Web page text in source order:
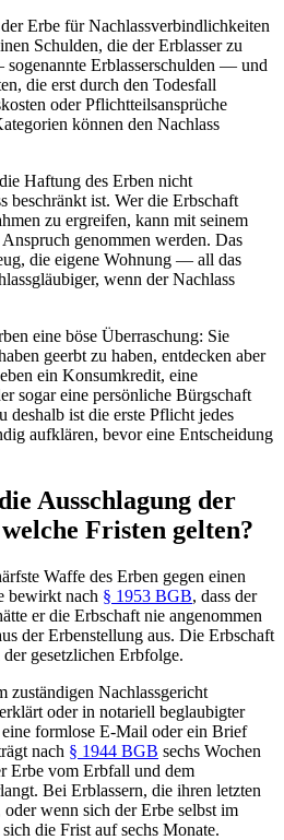
Erbe für Nachlassverbindlichkeiten
Schulden, die der Erblasser zu
Erblasserschulden — und
die erst durch den Todesfall
oder Pflichtteilsansprüche
können den Nachlass
Haftung des Erben nicht
beschränkt ist. Wer die Erbschaft
zu ergreifen, kann mit seinem
genommen werden. Das
die eigene Wohnung — all das
wenn der Nachlass
eine böse Überraschung: Sie
geerbt zu haben, entdecken aber
ein Konsumkredit, eine
sogar eine persönliche Bürgschaft
deshalb ist die erste Pflicht jedes
aufklären, bevor eine Entscheidung
Ausschlagung der
Fristen gelten?
Waffe des Erben gegen einen
bewirkt nach § 1953 BGB, dass der
er die Erbschaft nie angenommen
der Erbenstellung aus. Die Erbschaft
gesetzlichen Erbfolge.
zuständigen Nachlassgericht
oder in notariell beglaubigter
formlose E-Mail oder ein Brief
nach § 1944 BGB sechs Wochen
Erbe vom Erbfall und dem
Bei Erblassern, die ihren letzten
wenn sich der Erbe selbst im
die Frist auf sechs Monate.